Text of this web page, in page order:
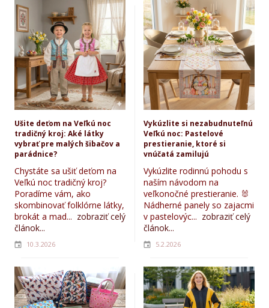
Ušite deťom na Veľkú noc
tradičný kroj: Aké látky
vybrať pre malých šibačov a
parádnice?
Chystáte sa ušiť deťom na
Veľkú noc tradičný kroj?
Poradíme vám, ako
skombinovať folklórne látky,
brokát a mad... zobraziť celý
článok...
10.3.2026
Vykúzlite si nezabudnuteľnú
Veľkú noc: Pastelové
prestieranie, ktoré si
vnúčatá zamilujú
Vykúzlite rodinnú pohodu s
naším návodom na
veľkonočné prestieranie. 🐰
Nádherné panely so zajacmi
v pastelovýc... zobraziť celý
článok...
5.2.2026